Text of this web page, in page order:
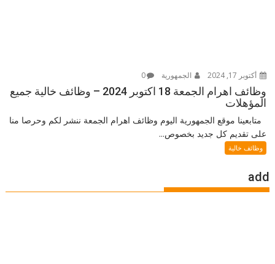
أكتوبر 17, 2024 الجمهورية 0
وظائف اهرام الجمعة 18 اكتوبر 2024 – وظائف خالية جميع
المؤهلات
متابعينا موقع الجمهورية اليوم وظائف اهرام الجمعة ننشر لكم وحرصا منا
على تقديم كل جديد بخصوص...
وظائف خالية
add